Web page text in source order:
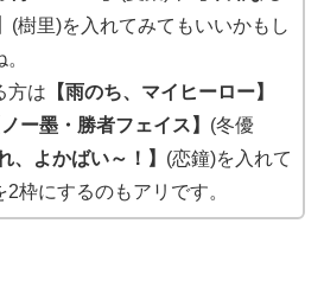
(樹里)を入れてみてもいいかもし
方は 【雨のち、マイヒーロー】
ー墨・勝者フェイス】 (冬優
、よかばい～！】 (恋鐘)を入れて
2枠にするのもアリです。